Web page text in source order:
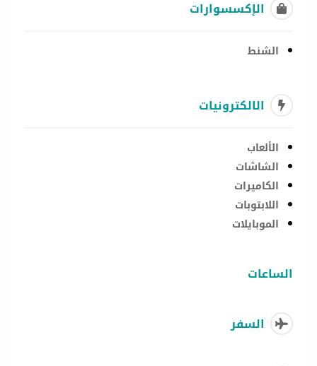
الإكسسوارات
الشنط
الالكترونيات
الألعاب
الشاشات
الكاميرات
اللابتوبات
الموبايلات
الساعات
السفر